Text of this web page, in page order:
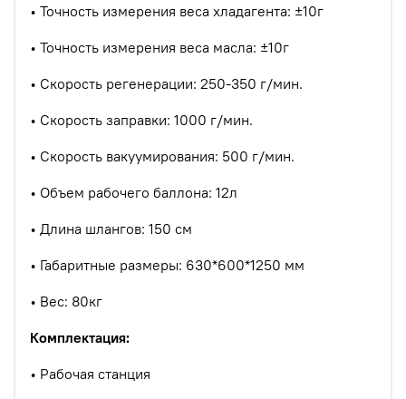
• Точность измерения веса хладагента: ±10г
• Точность измерения веса масла: ±10г
• Скорость регенерации: 250-350 г/мин.
• Скорость заправки: 1000 г/мин.
• Скорость вакуумирования: 500 г/мин.
• Объем рабочего баллона: 12л
• Длина шлангов: 150 см
• Габаритные размеры: 630*600*1250 мм
• Вес: 80кг
Комплектация:
• Рабочая станция